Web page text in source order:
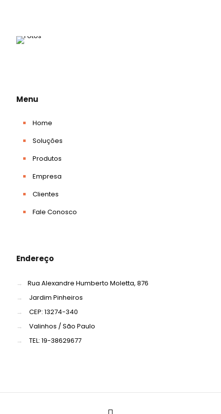
Menu
Home
Soluções
Produtos
Empresa
Clientes
Fale Conosco
Endereço
→
Rua Alexandre Humberto Moletta, 876
→
Jardim Pinheiros
→
CEP: 13274-340
→
Valinhos / São Paulo
→
TEL: 19-38629677